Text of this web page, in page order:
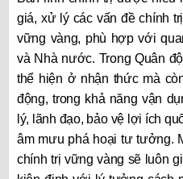
giá, xử lý các vấn đề chính
vững vàng, phù hợp với
và Nhà nước. Trong Quân
thể hiện ở nhận thức mà
động, trong khả năng vận
lý, lãnh đạo, bảo vệ lợi ích
âm mưu phá hoại tư tưởng.
chính trị vững vàng sẽ luôn